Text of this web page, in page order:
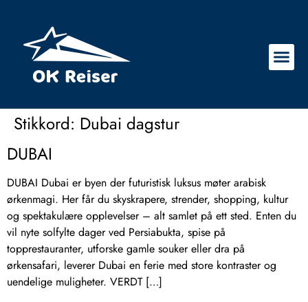
Stikkord: Dubai dagstur
DUBAI
DUBAI Dubai er byen der futuristisk luksus møter arabisk
ørkenmagi. Her får du skyskrapere, strender, shopping, kultur
og spektakulære opplevelser – alt samlet på ett sted. Enten du
vil nyte solfylte dager ved Persiabukta, spise på
topprestauranter, utforske gamle souker eller dra på
ørkensafari, leverer Dubai en ferie med store kontraster og
uendelige muligheter. VERDT […]